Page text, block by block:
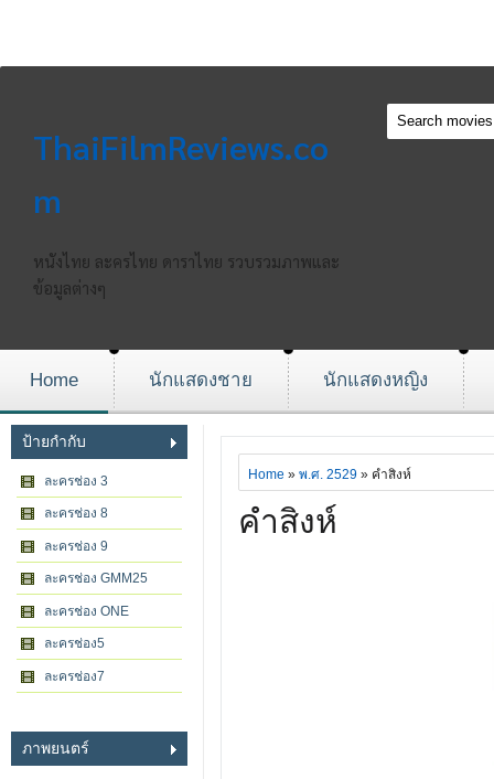
ThaiFilmReviews.co
m
หนังไทย ละครไทย ดาราไทย รวบรวมภาพและ
ข้อมูลต่างๆ
Home นักแสดงชาย นักแสดงหญิง
ป้ายกำกับ
ละครช่อง 3
ละครช่อง 8
ละครช่อง 9
ละครช่อง GMM25
ละครช่อง ONE
ละครช่อง5
ละครช่อง7
ภาพยนตร์
Home » พ.ศ. 2529 » คำสิงห์
คำสิงห์